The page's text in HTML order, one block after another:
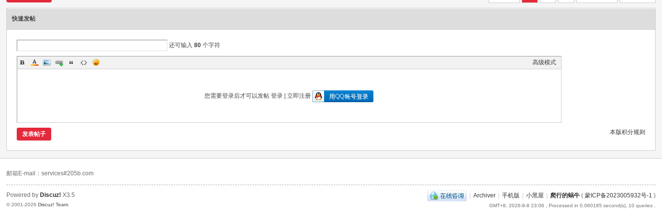
快速发帖
还可输入80 个字符
高级模式
您需要登录后才可以发帖登录 |立即注册
本版积分规则
发表帖子
邮箱E-mail：services#205b.com
| Archiver | 手机版 | 小黑屋 | 爬行的蜗牛( 蒙ICP备2023005932号-1 )
GMT+8, 2026-8-8 23:06 , Processed in 0.060185 second(s), 10 queries .
Powered by Discuz! X3.5
© 2001-2026Discuz! Team